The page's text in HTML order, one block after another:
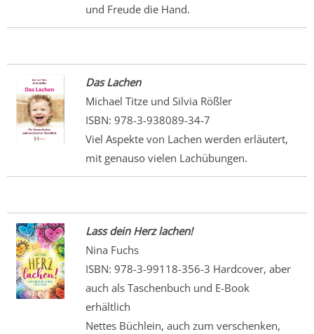
und Freude die Hand.
Das Lachen
Michael Titze und Silvia Rößler
ISBN: 978-3-938089-34-7
Viel Aspekte von Lachen werden erläutert,
mit genauso vielen Lachübungen.
Lass dein Herz lachen!
Nina Fuchs
ISBN: 978-3-99118-356-3 Hardcover, aber
auch als Taschenbuch und E-Book
erhältlich
Nettes Büchlein, auch zum verschenken,